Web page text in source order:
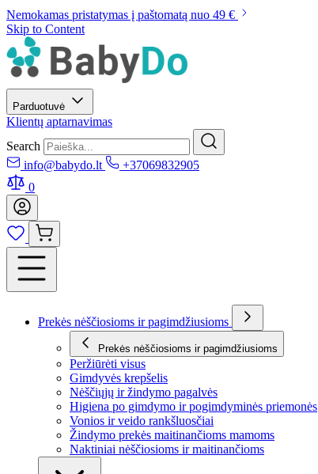
Nemokamas pristatymas į paštomatą nuo 49 €
Skip to Content
Parduotuvė
Klientų aptarnavimas
Search
info@babydo.lt
+37069832905
0
Prekės nėščiosioms ir pagimdžiusioms
Prekės nėščiosioms ir pagimdžiusioms
Peržiūrėti visus
Gimdyvės krepšelis
Nėščiųjų ir žindymo pagalvės
Higiena po gimdymo ir pogimdyminės priemonės
Vonios ir veido rankšluosčiai
Žindymo prekės maitinančioms mamoms
Naktiniai nėščiosioms ir maitinančioms